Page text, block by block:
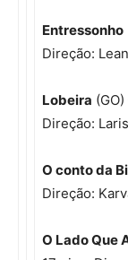
Entressonho
Direção:
Lobeira
Direção:
O conto da
Direção:
O Lado Que